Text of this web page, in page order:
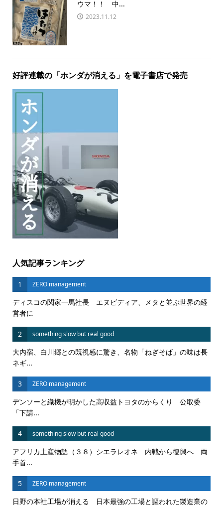
ウマ！！ 中...
2023.11.12
好評連載の「ホンダが消える」を電子書店で発売
人気記事ランキング
1 ZERO management
ディスコの関家一馬社長 エヌビディア、メタと並ぶ世界の経
営者に
2 something slow but real good
大内宿、白川郷との既視感に驚き、名物「ねぎそば」の味は長
ネギ...
3 ZERO management
デンソーと織機が明かした高収益トヨタのからくり 公取委
「下請...
4 something slow but real good
アフリカ土産物語（３８）シエラレオネ 内戦から復興へ 両
手首...
5 ZERO management
日野の本社工場が消える 日本最強の工場と謳われた製造業の